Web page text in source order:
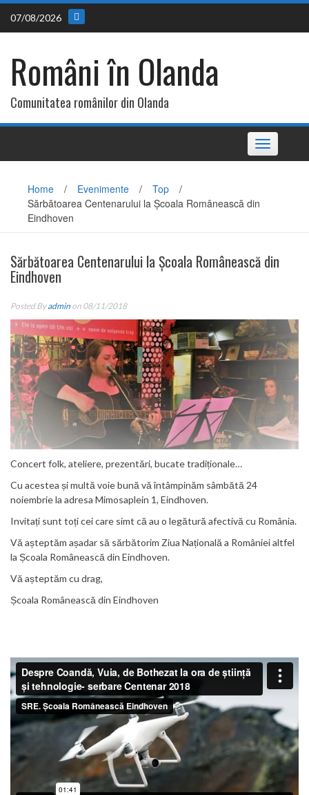
Skip
content
07/08/2026
Români în Olanda
Comunitatea românilor din Olanda
Toggle
navigation
Home / Evenimente / Top
/
Sărbătoarea Centenarului la Școala Românească din
Eindhoven
Sărbătoarea Centenarului la Școala Românească din
Eindhoven
Posted Byadmin on 08/11/2018
Concert folk, ateliere, prezentări, bucate tradiționale…
Cu acestea și multă voie bună vă întâmpinăm sâmbătă 24
noiembrie la adresa Mimosaplein 1, Eindhoven.
Invitați sunt toți cei care simt că au o legătură afectivă cu România.
Vă așteptăm așadar să sărbătorim Ziua Națională a României altfel
la Școala Românească din Eindhoven.
Vă așteptăm cu drag,
Școala Românească din Eindhoven